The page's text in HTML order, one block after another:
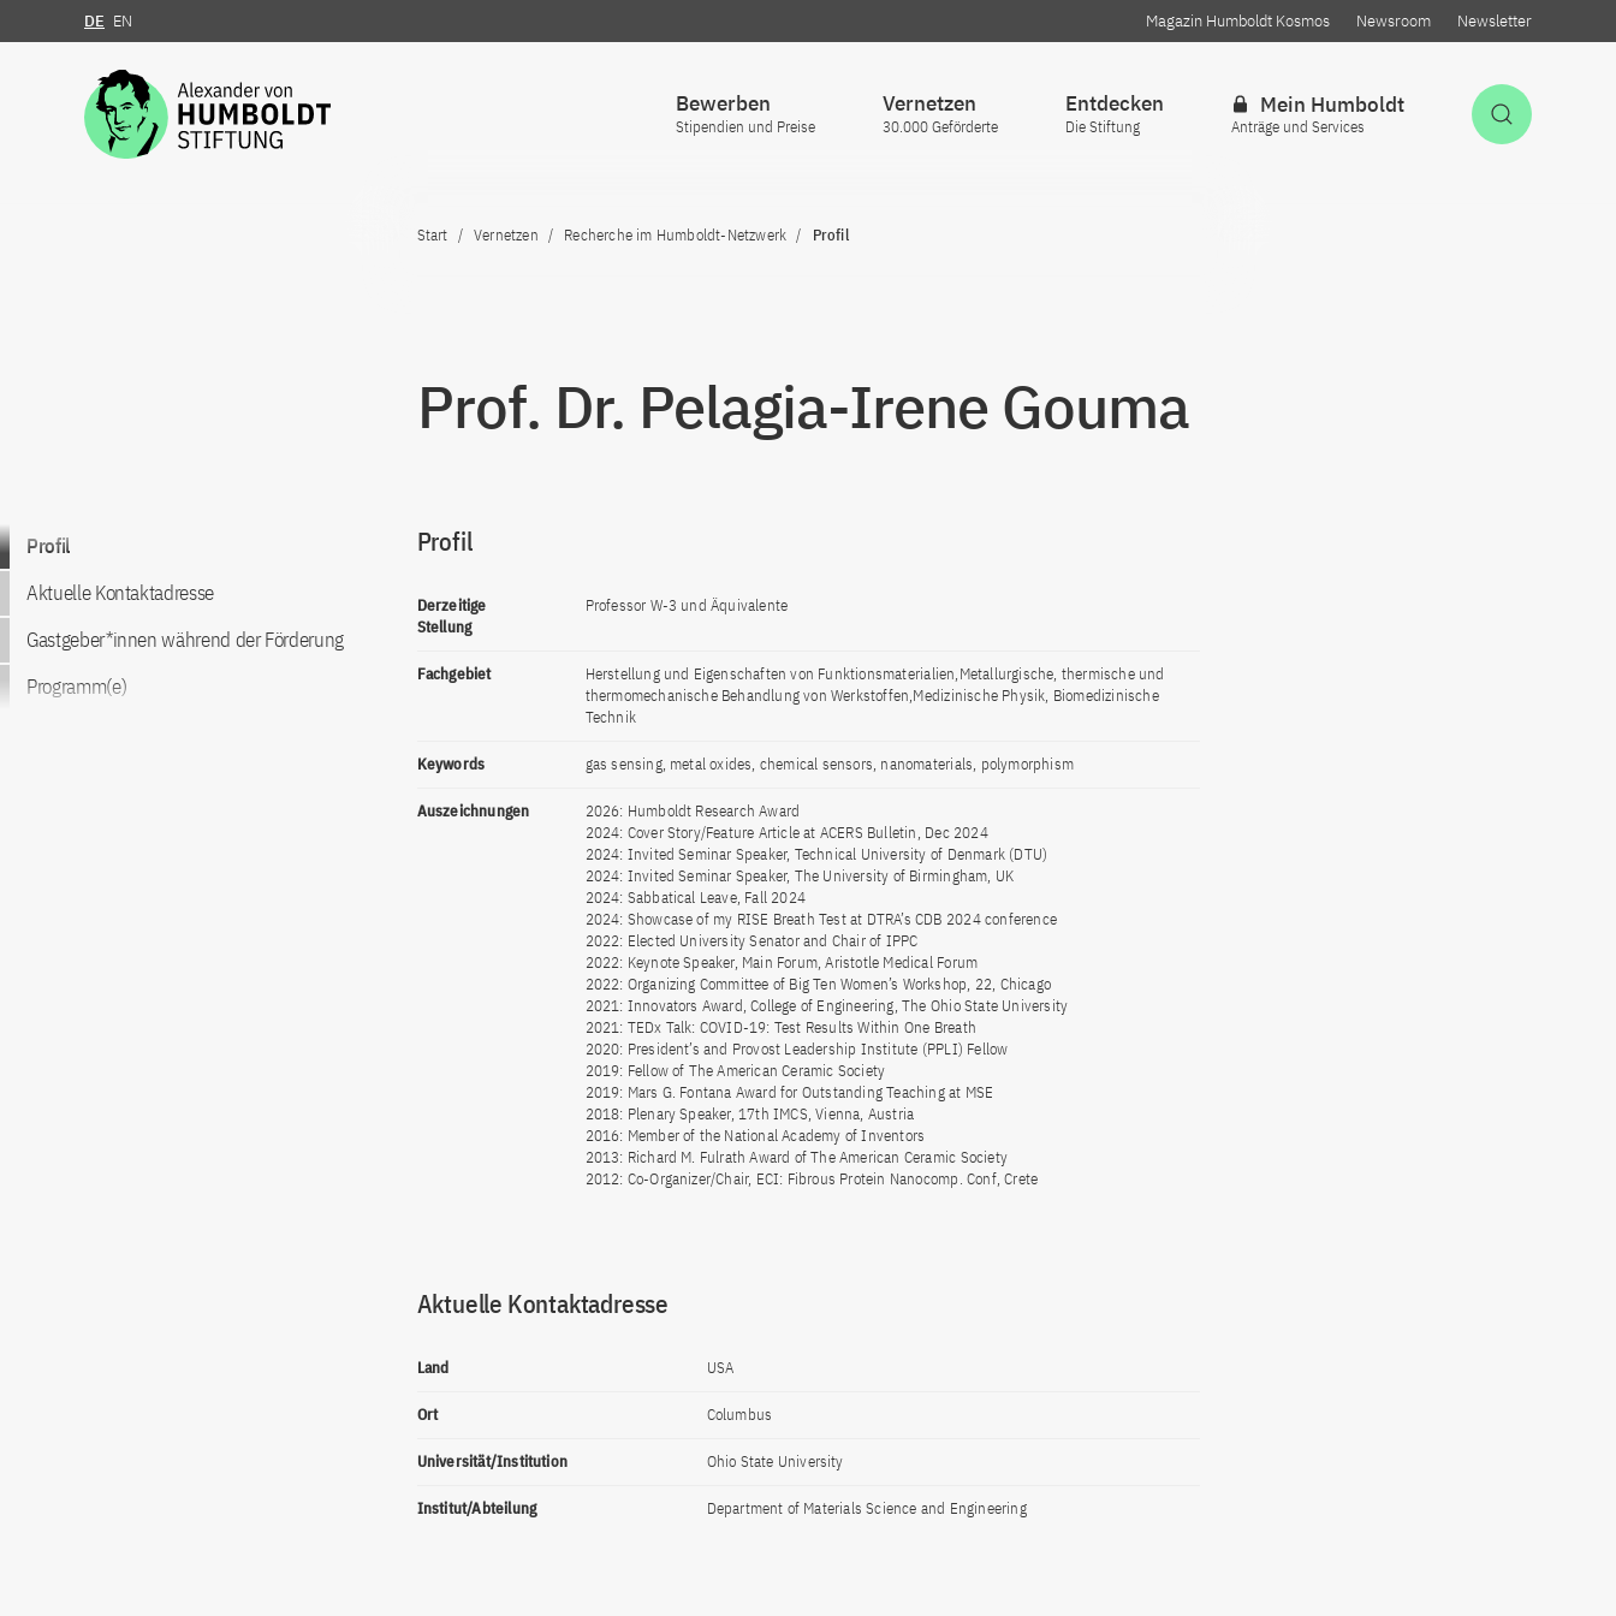
Zum Inhalt springen
DE EN Magazin Humboldt Kosmos Newsroom Newsletter
Bewerben
Stipendien und Preise
Vernetzen
30.000 Geförderte
Entdecken
Die Stiftung
Mein Humboldt
Anträge und Services
Start Vernetzen Recherche im Humboldt-Netzwerk Profil
Prof. Dr. Pelagia-Irene Gouma
Zum Inhalt springen
Profil
Aktuelle Kontaktadresse
Gastgeber*innen während der Förderung
Programm(e)
Profil
Derzeitige
Stellung
Professor W-3 und Äquivalente
Fachgebiet
Herstellung und Eigenschaften von Funktionsmaterialien,Metallurgische, thermische und
thermomechanische Behandlung von Werkstoffen,Medizinische Physik, Biomedizinische
Technik
Keywords gas sensing, metal oxides, chemical sensors, nanomaterials, polymorphism
Auszeichnungen
2026: Humboldt Research Award
2024: Cover Story/Feature Article at ACERS Bulletin, Dec 2024
2024: Invited Seminar Speaker, Technical University of Denmark (DTU)
2024: Invited Seminar Speaker, The University of Birmingham, UK
2024: Sabbatical Leave, Fall 2024
2024: Showcase of my RISE Breath Test at DTRA’s CDB 2024 conference
2022: Elected University Senator and Chair of IPPC
2022: Keynote Speaker, Main Forum, Aristotle Medical Forum
2022: Organizing Committee of Big Ten Women’s Workshop, 22, Chicago
2021: Innovators Award, College of Engineering, The Ohio State University
2021: TEDx Talk: COVID-19: Test Results Within One Breath
2020: President’s and Provost Leadership Institute (PPLI) Fellow
2019: Fellow of The American Ceramic Society
2019: Mars G. Fontana Award for Outstanding Teaching at MSE
2018: Plenary Speaker, 17th IMCS, Vienna, Austria
2016: Member of the National Academy of Inventors
2013: Richard M. Fulrath Award of The American Ceramic Society
2012: Co-Organizer/Chair, ECI: Fibrous Protein Nanocomp. Conf, Crete
Aktuelle Kontaktadresse
Land USA
Ort Columbus
Universität/Institution Ohio State University
Institut/Abteilung Department of Materials Science and Engineering